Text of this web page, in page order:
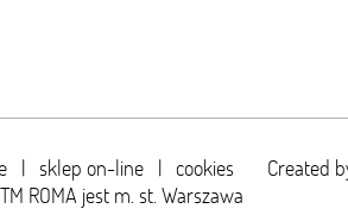
| sklep on-line | cookies
ROMA jest m. st. Warszawa
Created